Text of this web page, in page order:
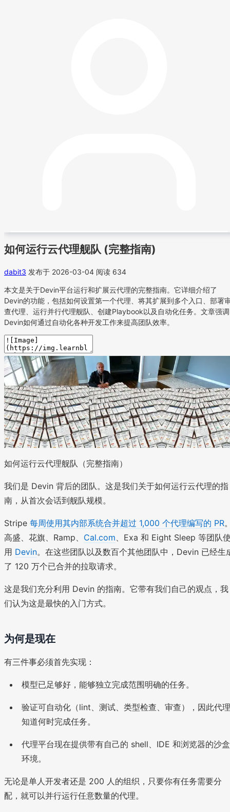
如何运行云代理舰队 (完整指南)
dabit3 发布于 2026-03-04 阅读 634
本文是关于Devin平台运行和扩展云代理的完整指南。它详细介绍了
Devin的功能，包括如何设置第一个代理、将其扩展到多个入口、部署
查代理、运行并行代理舰队、创建Playbook以及自动化任务。文章强调
Devin如何通过自动化各种开发工作来提高团队效率。
如何运行云代理舰队（完整指南）
我们是 Devin 背后的团队。这是我们关于如何运行云代理的指
南，从首次会话到舰队规模。
Stripe 每周使用其内部系统合并超过 1,000 个代理编写的 PR
高盛、花旗、Ramp、 Cal.com、Exa 和 Eight Sleep 等团队
用 Devin。在这些团队以及数百个其他团队中，Devin 已经生
了 120 万个已合并的拉取请求。
这是我们充分利用 Devin 的指南。它带有我们自己的观点，我
们认为这是最快的入门方式。
为何是现在
有三件事必须首先实现：
模型已足够好，能够独立完成范围明确的任务。
验证可自动化（lint、测试、类型检查、审查），因此代理
知道何时完成任务。
代理平台现在提供带有自己的 shell、IDE 和浏览器的沙盒
环境。
无论是单人开发者还是 200 人的组织，只要你有任务需要分
配，就可以并行运行任意数量的代理。